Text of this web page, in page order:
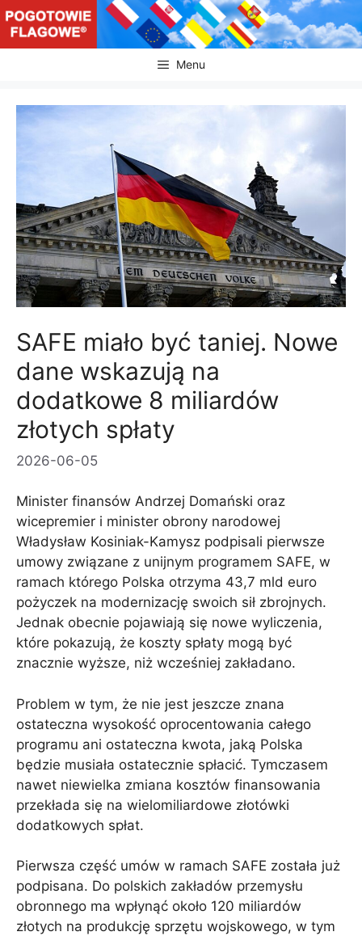
Przejdź
do
treści
Menu
SAFE miało być taniej. Nowe
dane wskazują na
dodatkowe 8 miliardów
złotych spłaty
2026-06-05
Minister finansów Andrzej Domański oraz
wicepremier i minister obrony narodowej
Władysław Kosiniak-Kamysz podpisali pierwsze
umowy związane z unijnym programem SAFE, w
ramach którego Polska otrzyma 43,7 mld euro
pożyczek na modernizację swoich sił zbrojnych.
Jednak obecnie pojawiają się nowe wyliczenia,
które pokazują, że koszty spłaty mogą być
znacznie wyższe, niż wcześniej zakładano.
Problem w tym, że nie jest jeszcze znana
ostateczna wysokość oprocentowania całego
programu ani ostateczna kwota, jaką Polska
będzie musiała ostatecznie spłacić. Tymczasem
nawet niewielka zmiana kosztów finansowania
przekłada się na wielomiliardowe złotówki
dodatkowych spłat.
Pierwsza część umów w ramach SAFE została już
podpisana. Do polskich zakładów przemysłu
obronnego ma wpłynąć około 120 miliardów
złotych na produkcję sprzętu wojskowego, w tym